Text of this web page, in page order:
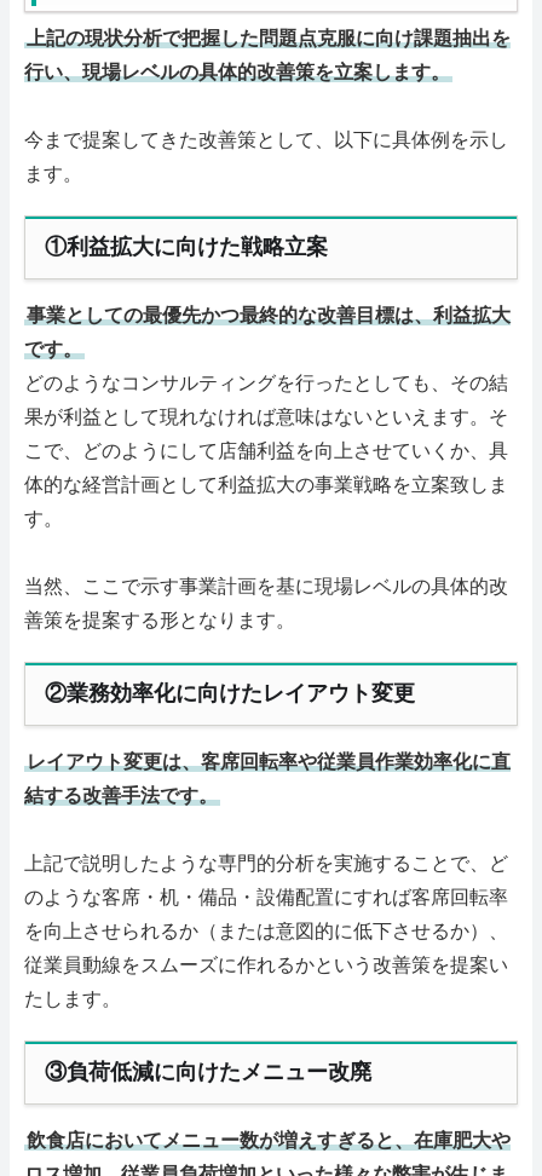
上記の現状分析で把握した問題点克服に向け課題抽出を
行い、現場レベルの具体的改善策を立案します。
今まで提案してきた改善策として、以下に具体例を示し
ます。
①利益拡大に向けた戦略立案
事業としての最優先かつ最終的な改善目標は、利益拡大
です。
どのようなコンサルティングを行ったとしても、その結
果が利益として現れなければ意味はないといえます。そ
こで、どのようにして店舗利益を向上させていくか、具
体的な経営計画として利益拡大の事業戦略を立案致しま
す。
当然、ここで示す事業計画を基に現場レベルの具体的改
善策を提案する形となります。
②業務効率化に向けたレイアウト変更
レイアウト変更は、客席回転率や従業員作業効率化に直
結する改善手法です。
上記で説明したような専門的分析を実施することで、ど
のような客席・机・備品・設備配置にすれば客席回転率
を向上させられるか（または意図的に低下させるか）、
従業員動線をスムーズに作れるかという改善策を提案い
たします。
③負荷低減に向けたメニュー改廃
飲食店においてメニュー数が増えすぎると、在庫肥大や